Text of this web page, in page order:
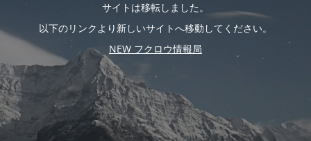
サイトは移転しました。
以下のリンクより新しいサイトへ移動してください。
NEW フクロウ情報局